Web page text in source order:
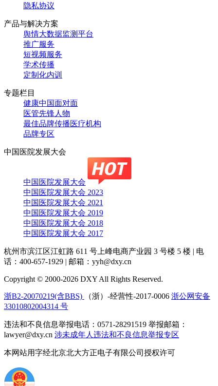
隐私协议
产品与解决方案
舆情大数据监测平台
推广服务
短视频服务
学术传播
定制化内训
专题栏目
健康中国面对面
医管先锋人物
最佳品牌传播医疗机构
品牌专区
中国医院发展大会
中国医院发展大会
中国医院发展大会 2023
中国医院发展大会 2021
中国医院发展大会 2019
中国医院发展大会 2018
中国医院发展大会 2017
杭州市滨江区江虹路 611 号上峰电商产业园 3 号楼 5 楼 | 电
话：400-657-1929 | 邮箱：yyh@dxy.cn
Copyright © 2000-2026 DXY All Rights Reserved.
浙B2-20070219(含BBS) （浙）-经营性-2017-0006 浙公网安备
33010802004314 号
违法和不良信息举报电话：0571-28291519 举报邮箱：
lawyer@dxy.cn 涉未成年人违法和不良信息举报专区
本网站用字经北京北大方正电子有限公司授权许可